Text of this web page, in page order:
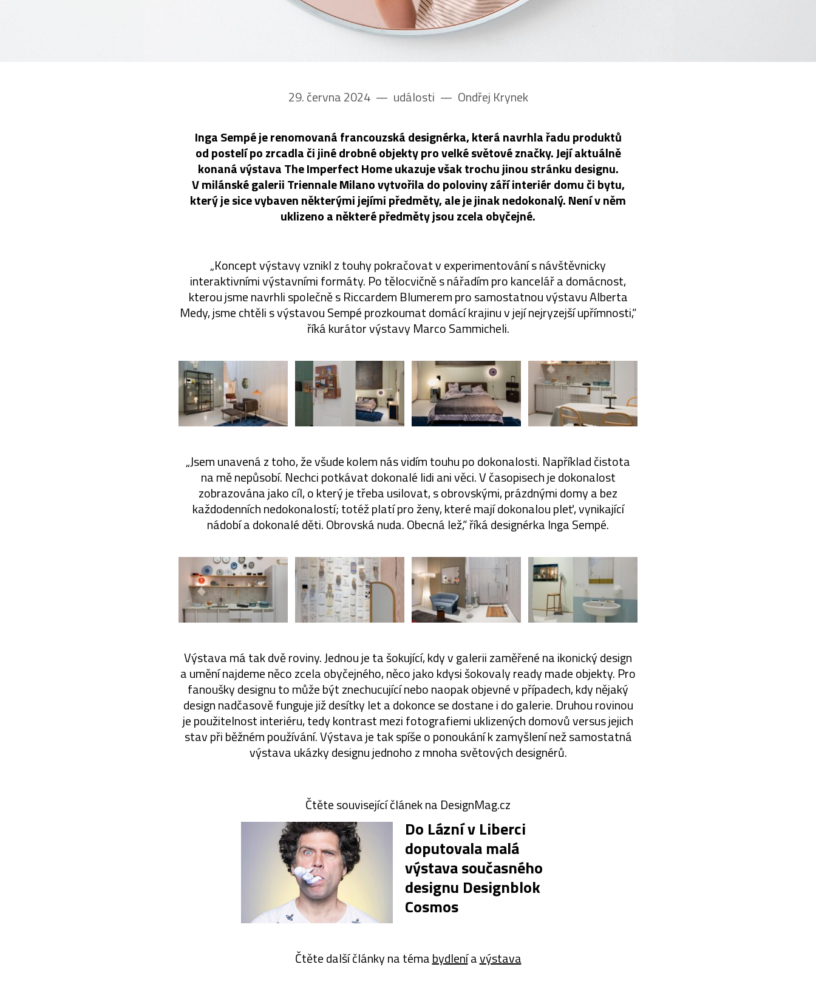
29. června 2024 –– události –– Ondřej Krynek
Inga Sempé je renomovaná francouzská designérka, která navrhla řadu produktů
od postelí po zrcadla či jiné drobné objekty pro velké světové značky. Její aktuálně
konaná výstava The Imperfect Home ukazuje však trochu jinou stránku designu.
V milánské galerii Triennale Milano vytvořila do poloviny září interiér domu či bytu,
který je sice vybaven některými jejími předměty, ale je jinak nedokonalý. Není v něm
uklizeno a některé předměty jsou zcela obyčejné.
„Koncept výstavy vznikl z touhy pokračovat v experimentování s návštěvnicky
interaktivními výstavními formáty. Po tělocvičně s nářadím pro kancelář a domácnost,
kterou jsme navrhli společně s Riccardem Blumerem pro samostatnou výstavu Alberta
Medy, jsme chtěli s výstavou Sempé prozkoumat domácí krajinu v její nejryzejší upřímnosti,“
říká kurátor výstavy Marco Sammicheli.
„Jsem unavená z toho, že všude kolem nás vidím touhu po dokonalosti. Například čistota
na mě nepůsobí. Nechci potkávat dokonalé lidi ani věci. V časopisech je dokonalost
zobrazována jako cíl, o který je třeba usilovat, s obrovskými, prázdnými domy a bez
každodenních nedokonalostí; totéž platí pro ženy, které mají dokonalou pleť, vynikající
nádobí a dokonalé děti. Obrovská nuda. Obecná lež,“ říká designérka Inga Sempé.
Výstava má tak dvě roviny. Jednou je ta šokující, kdy v galerii zaměřené na ikonický design
a umění najdeme něco zcela obyčejného, něco jako kdysi šokovaly ready made objekty. Pro
fanoušky designu to může být znechucující nebo naopak objevné v případech, kdy nějaký
design nadčasově funguje již desítky let a dokonce se dostane i do galerie. Druhou rovinou
je použitelnost interiéru, tedy kontrast mezi fotografiemi uklizených domovů versus jejich
stav při běžném používání. Výstava je tak spíše o ponoukání k zamyšlení než samostatná
výstava ukázky designu jednoho z mnoha světových designérů.
Čtěte související článek na DesignMag.cz
Do Lázní v Liberci
doputovala malá
výstava současného
designu Designblok
Cosmos
Čtěte další články na témabydleníavýstava